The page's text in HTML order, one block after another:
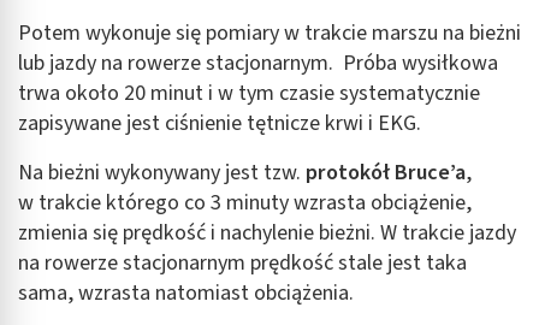
Potem wykonuje się pomiary w trakcie marszu na bieżni
lub jazdy na rowerze stacjonarnym. Próba wysiłkowa
trwa około 20 minut i w tym czasie systematycznie
zapisywane jest ciśnienie tętnicze krwi i EKG.
Na bieżni wykonywany jest tzw. protokół Bruce’a,
w trakcie którego co 3 minuty wzrasta obciążenie,
zmienia się prędkość i nachylenie bieżni. W trakcie jazdy
na rowerze stacjonarnym prędkość stale jest taka
sama, wzrasta natomiast obciążenia.